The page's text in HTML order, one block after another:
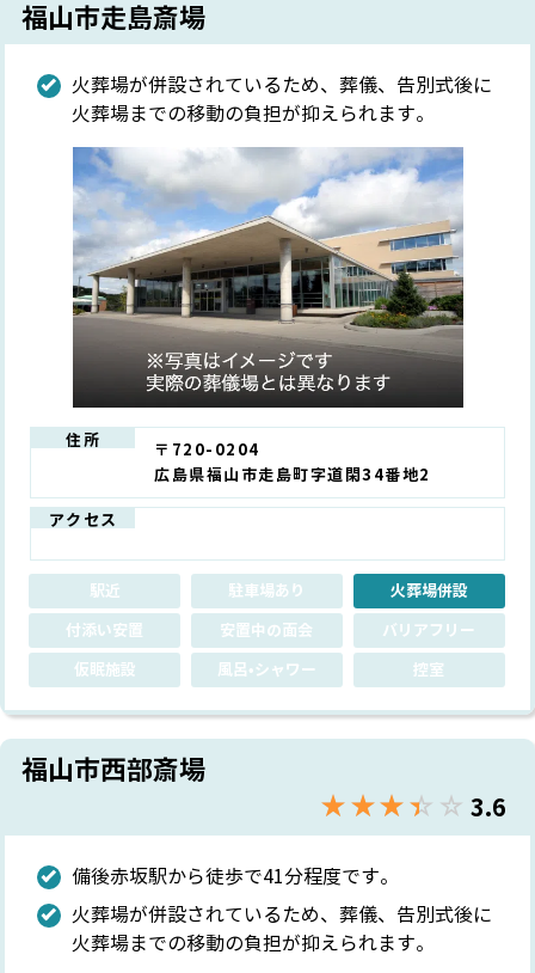
福山市走島斎場
火葬場が併設されているため、葬儀、告別式後に
火葬場までの移動の負担が抑えられます。
住所
〒720-0204
広島県福山市走島町字道閑34番地2
アクセス
駅近 駐車場あり
火葬場併設
付添い安置
安置中の面会
バリアフリー
仮眠施設
風呂•シャワー 控室
福山市西部斎場
★★★★★
☆☆☆☆☆ 3.6
備後赤坂駅から徒歩で41分程度です。
火葬場が併設されているため、葬儀、告別式後に
火葬場までの移動の負担が抑えられます。